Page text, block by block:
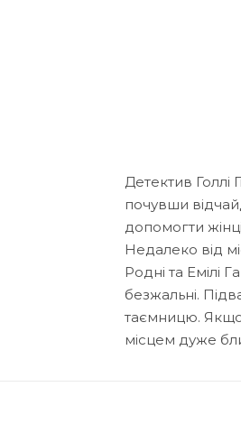
Детектив Голлі
почувши
допомогти
Недалеко від
Родні та Емілі
безжальні.
таємницю. Якщо
місцем дуже